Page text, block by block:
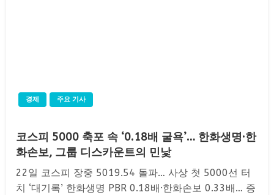
경제 주요 기사
코스피 5000 축포 속 ‘0.18배 굴욕’… 한화생명·한
화손보, 그룹 디스카운트의 민낯
22일 코스피 장중 5019.54 돌파… 사상 첫 5000선 터
치 ‘대기록’ 한화생명 PBR 0.18배·한화손보 0.33배… 증